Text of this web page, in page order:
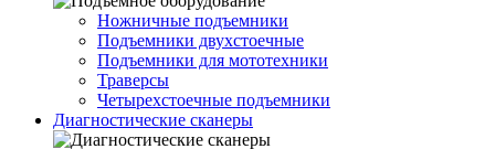
Ножничные подъемники
Подъемники двухстоечные
Подъемники для мототехники
Траверсы
Четырехстоечные подъемники
Диагностические сканеры